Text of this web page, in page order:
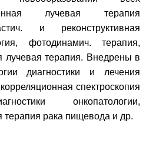
лучевая терапия
и реконструктивная
фотодинамич. терапия,
лучевая терапия. Внедрены в
диагностики и лечения
спектроскопия
онкопатологии,
терапия рака пищевода и др.